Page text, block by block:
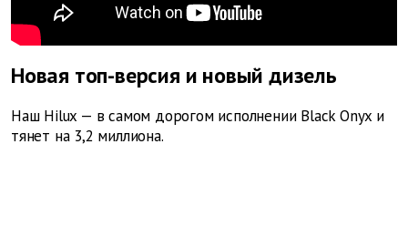
Новая топ-версия и новый дизель
Наш Hilux — в самом дорогом исполнении Black Onyx и
тянет на 3,2 миллиона.